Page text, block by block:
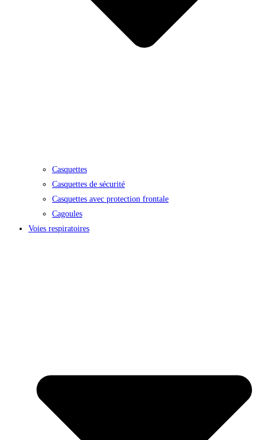
Casquettes
Casquettes de sécurité
Casquettes avec protection frontale
Cagoules
Voies respiratoires